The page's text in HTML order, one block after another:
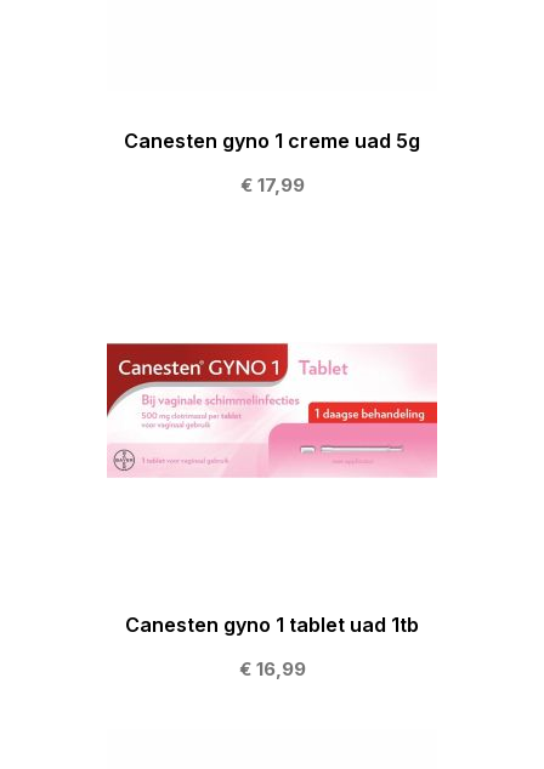
Canesten gyno 1 creme uad 5g
€ 17,99
Canesten gyno 1 tablet uad 1tb
€ 16,99